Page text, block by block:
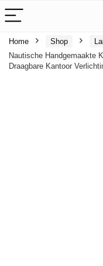
Home Shop
Nautische Handgemaakte
Draagbare Kantoor